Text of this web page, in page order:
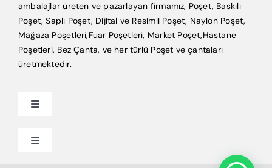
ambalajlar üreten ve pazarlayan firmamız, Poşet, Baskılı
Poşet, Saplı Poşet, Dijital ve Resimli Poşet, Naylon Poşet,
Mağaza Poşetleri,Fuar Poşetleri, Market Poşet,Hastane
Poşetleri, Bez Çanta, ve her türlü Poşet ve çantaları
üretmektedir.
Toggle
Anasayfa
Toggle